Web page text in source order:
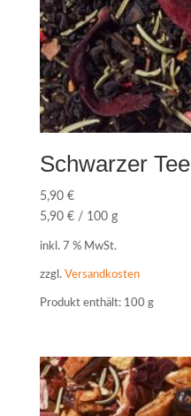
Schwarzer
5,90 €
5,90 €/ 100 g
inkl. 7 % MwSt.
zzgl. Versandkosten
Produkt enthält: 100 g